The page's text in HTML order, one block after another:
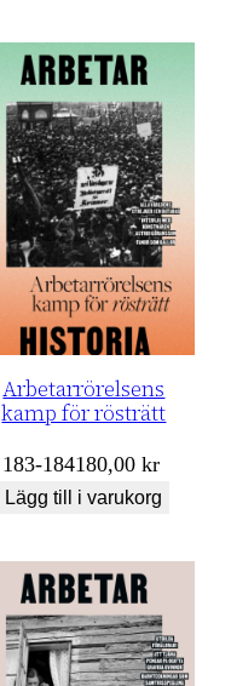
Arbetarrörelsens
kamp för rösträtt
183-184180,00kr
Lägg till i varukorg